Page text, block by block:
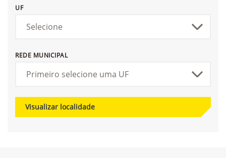
UF
REDE MUNICIPAL
Visualizar localidade